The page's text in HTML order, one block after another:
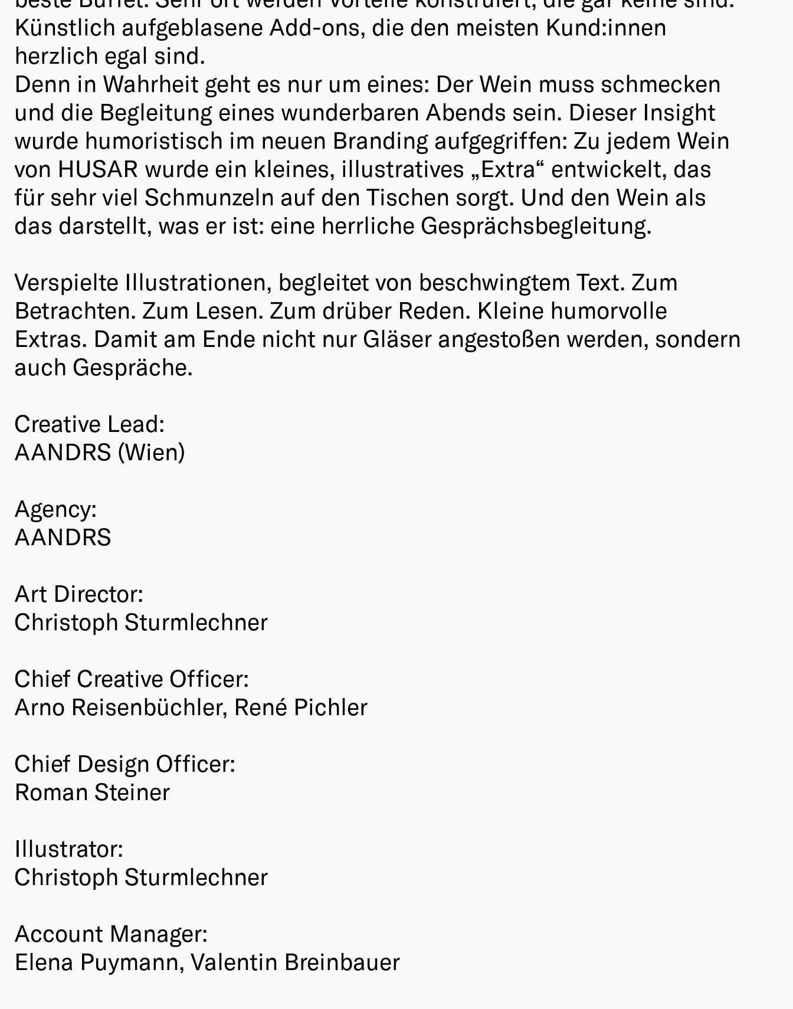
Künstlich aufgeblasene Add-ons, die den meisten Kund:innen
herzlich egal sind.
Denn in Wahrheit geht es nur um eines: Der Wein muss schmecken
und die Begleitung eines wunderbaren Abends sein. Dieser Insight
wurde humoristisch im neuen Branding aufgegriffen: Zu jedem Wein
von HUSAR wurde ein kleines, illustratives „Extra“ entwickelt, das
für sehr viel Schmunzeln auf den Tischen sorgt. Und den Wein als
das darstellt, was er ist: eine herrliche Gesprächsbegleitung.
Verspielte Illustrationen, begleitet von beschwingtem Text. Zum
Betrachten. Zum Lesen. Zum drüber Reden. Kleine humorvolle
Extras. Damit am Ende nicht nur Gläser angestoßen werden, sondern
auch Gespräche.
Creative Lead:
AANDRS (Wien)
Agency:
AANDRS
Art Director:
Christoph Sturmlechner
Chief Creative Officer:
Arno Reisenbüchler, René Pichler
Chief Design Officer:
Roman Steiner
Illustrator:
Christoph Sturmlechner
Account Manager:
Elena Puymann, Valentin Breinbauer